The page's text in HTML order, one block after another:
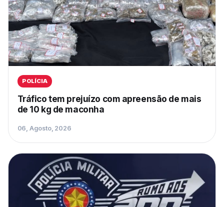
POLÍCIA
Tráfico tem prejuízo com apreensão de mais
de 10 kg de maconha
06, Agosto, 2026